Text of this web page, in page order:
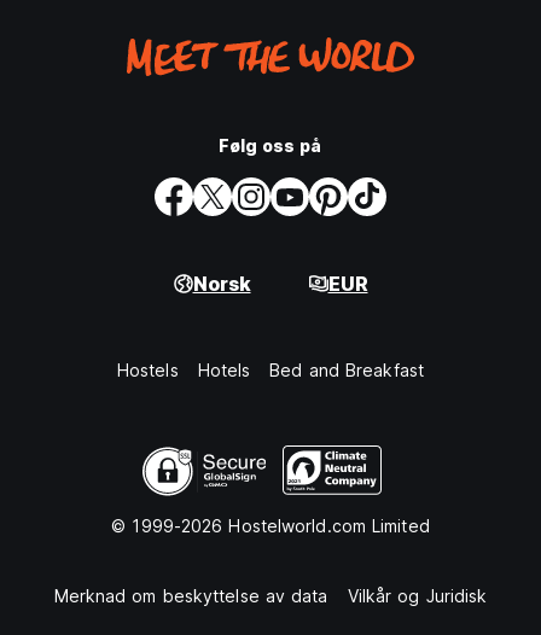
Følg oss på
Norsk EUR
Hostels Hotels Bed and Breakfast
© 1999-2026 Hostelworld.com Limited
Merknad om beskyttelse av data Vilkår og Juridisk